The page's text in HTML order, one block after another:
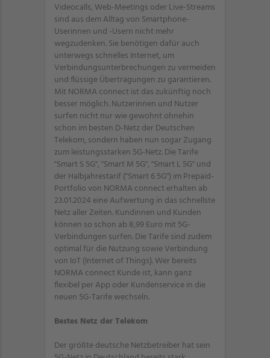
Videocalls, Web-Meetings oder Live-Streams
sind aus dem Alltag von Smartphone-
Userinnen und -Usern nicht mehr
wegzudenken. Sie benötigen dafür auch
unterwegs schnelles Internet, um
Verbindungsunterbrechungen zu vermeiden
und flüssige Übertragungen zu garantieren.
Mit NORMA connect ist das zukünftig noch
besser möglich. Nutzerinnen und Nutzer
surfen nicht nur wie gewohnt ohnehin
schon im besten D-Netz der Deutschen
Telekom, sondern haben nun sogar Zugang
zum leistungsstarken 5G-Netz. Die Tarife
"Smart S 5G", "Smart M 5G", "Smart L 5G" und
der Halbjahrestarif ("Smart 6 5G") im Prepaid-
Portfolio von NORMA connect erhalten ab
23.01.2024 eine Aufwertung in das schnellste
Netz aller Zeiten. Kundinnen und Kunden
können so schon ab 8,99 Euro mit 5G-
Verbindungen surfen. Die Tarife sind zudem
optimal für die Nutzung sowie Verbindung
von IoT (Internet of Things). Wer bereits
NORMA connect Kunde ist, kann ganz
flexibel per App oder Kundenservice in die
neuen 5G-Tarife wechseln.
Bestes Netz der Telekom
Der größte deutsche Netzbetreiber hat sein